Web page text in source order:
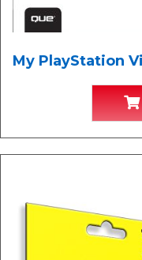
My PlayStation